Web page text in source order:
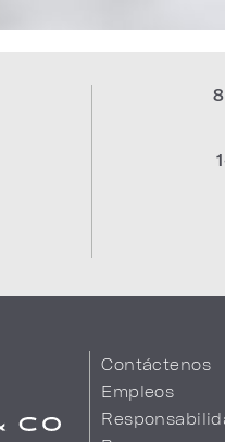
Contáctenos
Empleos